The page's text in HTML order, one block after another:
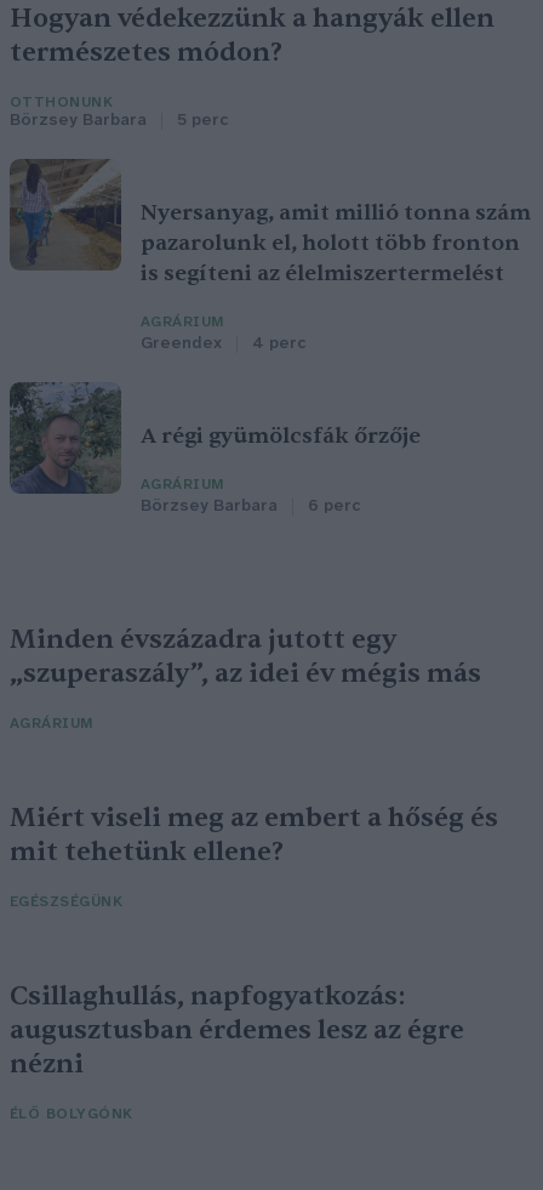
Hogyan védekezzünk a hangyák ellen
természetes módon?
OTTHONUNK
Börzsey Barbara 5 perc
Nyersanyag, amit millió tonna szám
pazarolunk el, holott több fronton
is segíteni az élelmiszertermelést
AGRÁRIUM
Greendex 4 perc
A régi gyümölcsfák őrzője
AGRÁRIUM
Börzsey Barbara 6 perc
Minden évszázadra jutott egy
„szuperaszály”, az idei év mégis más
AGRÁRIUM
Miért viseli meg az embert a hőség és
mit tehetünk ellene?
EGÉSZSÉGÜNK
Csillaghullás, napfogyatkozás:
augusztusban érdemes lesz az égre
nézni
ÉLŐ BOLYGÓNK